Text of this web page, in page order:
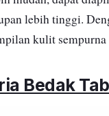
lebih tinggi.
kulit sempurna
Bedak